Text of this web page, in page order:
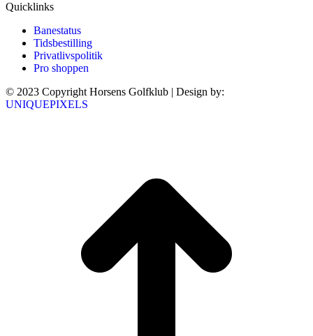
Quicklinks
Banestatus
Tidsbestilling
Privatlivspolitik
Pro shoppen
© 2023 Copyright Horsens Golfklub | Design by:
UNIQUEPIXELS